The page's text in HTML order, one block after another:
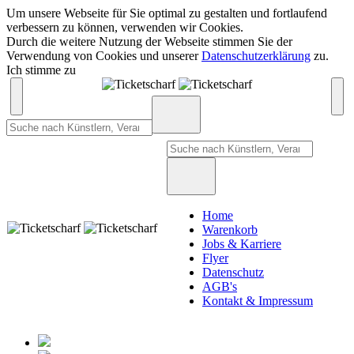
Um unsere Webseite für Sie optimal zu gestalten und fortlaufend
verbessern zu können, verwenden wir Cookies.
Durch die weitere Nutzung der Webseite stimmen Sie der
Verwendung von Cookies und unsererDatenschutzerklärung zu.
Ich stimme zu
Home
Warenkorb
Jobs & Karriere
Flyer
Datenschutz
AGB's
Kontakt & Impressum